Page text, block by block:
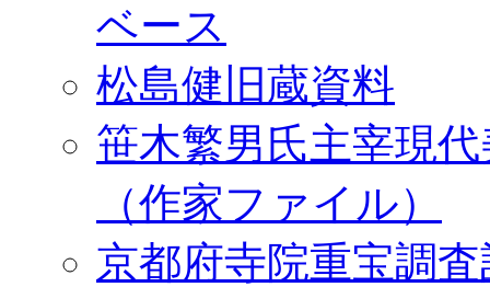
ベース
松島健旧蔵資料
笹木繁男氏主宰現
（作家ファイル）
京都府寺院重宝調